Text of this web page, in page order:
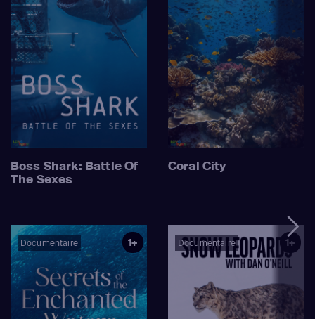
Boss Shark: Battle Of
The Sexes
Coral City
Documentaire 1+ Documentaire 1+